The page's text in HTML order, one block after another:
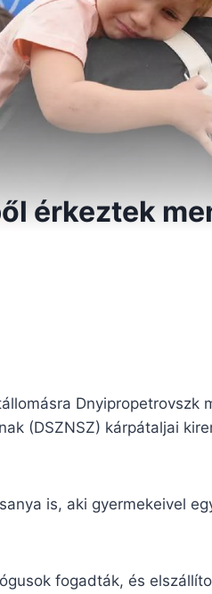
érkeztek
Dnyipropetrovszk
(DSZNSZ) kárpátaljai
is, aki gyermekeivel
fogadták, és